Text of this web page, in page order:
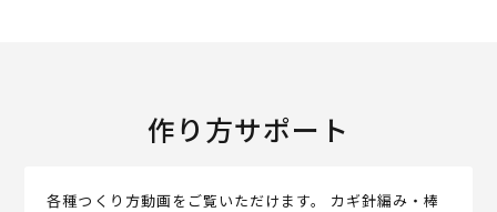
作り方サポート
各種つくり方動画をご覧いただけます。 カギ針編み・棒